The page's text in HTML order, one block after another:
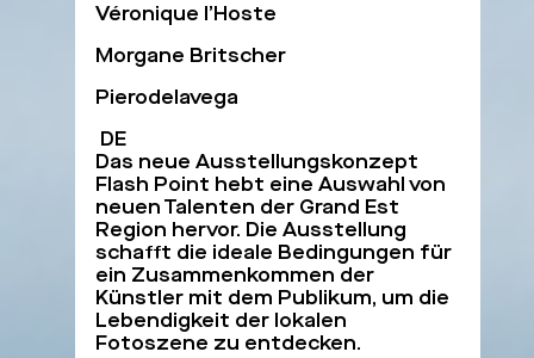
Véronique l’Hoste
Morgane Britscher
Pierodelavega
DE
Das neue Ausstellungskonzept
Flash Point hebt eine Auswahl von
neuen Talenten der Grand Est
Region hervor. Die Ausstellung
schafft die ideale Bedingungen für
ein Zusammenkommen der
Künstler mit dem Publikum, um die
Lebendigkeit der lokalen
Fotoszene zu entdecken.